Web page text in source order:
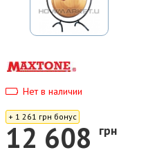
Нет в наличии
+ 1 261 грн бонус
12 608 грн